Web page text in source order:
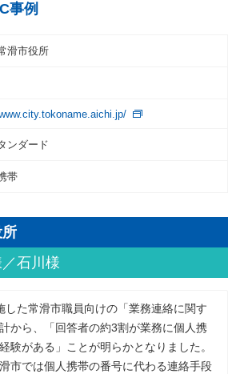
事例
滑市役所
ンダード
帯
石川様
た常滑市職員向けの「業務連絡に関す
から、「回答者の約3割が業務に個人携
験がある」ことが明らかとなりました。
市では個人携帯の番号に代わる連絡手段